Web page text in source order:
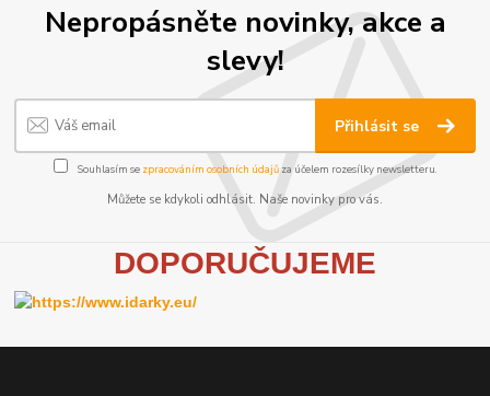
Nepropásněte novinky, akce a
slevy!
Přihlásit se
Souhlasím se zpracováním osobních údajůza účelem rozesílky newsletteru.
Můžete se kdykoli odhlásit. Naše novinky pro vás.
DOPORUČUJEME